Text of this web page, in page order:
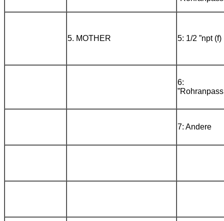
5. MOTHER 5: 1/2 ”npt (f)
6:
7: Andere